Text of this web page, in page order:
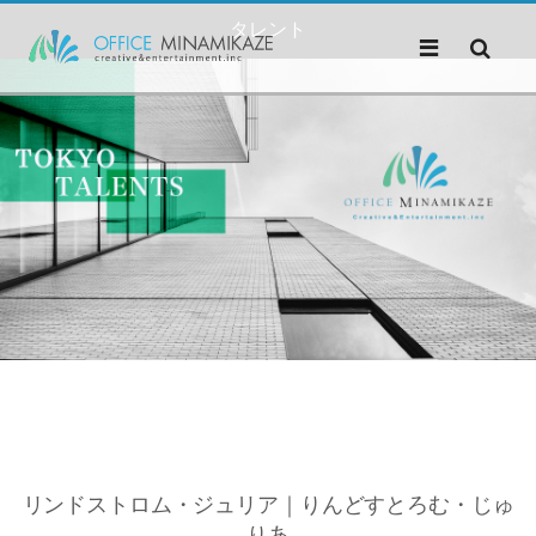
タレント
リンドストロム・ジュリア｜りんどすとろむ・じゅ